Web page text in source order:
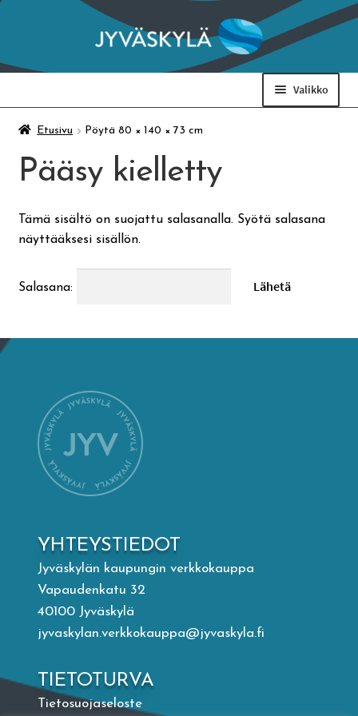
Siirry
navigointiin
Siirry
sisältöön
Valikko
Taidemuseo & Ratamo
Suomen käsityön museo
Skeittihalli
Taideapteekki
Kirjasto
Valon Kaupunki
Lasten Lysti & LystiKylä-festivaali
English
Etusivu Pöytä 80 × 140 × 73 cm
Pääsy kielletty
Tämä sisältö on suojattu salasanalla. Syötä salasana
näyttääksesi sisällön.
Salasana:
YHTEYSTIEDOT
Jyväskylän kaupungin verkkokauppa
Vapaudenkatu 32
40100 Jyväskylä
jyvaskylan.verkkokauppa@jyvaskyla.fi
TIETOTURVA
Tietosuojaseloste